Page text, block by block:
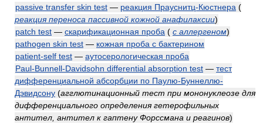
passive transfer skin test — реакция Прауснитц-Кюстнера (
реакция переноса пассивной кожной анафилаксии)
patch test — скарификационная проба ( с аллергеном)
pathogen skin test — кожная проба с бактерином
patient-self test — аутосерологическая проба
Paul-Bunnell-Davidsohn differential absorption test — тест
дифференциальной абсорбции по Паулю-Буннеллю-
Дэвидсону (агглютинационный тест при мононуклеозе для
дифференциального определения гетерофильных
антител, антител к гаптену Форссмана и реагинов)